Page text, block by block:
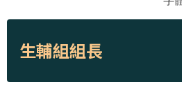
生輔組組長